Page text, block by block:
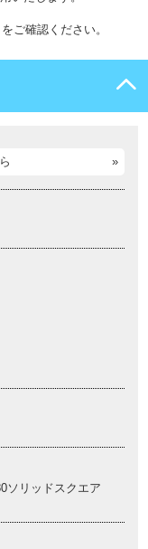
ご確認ください。
ソリッドスクエア